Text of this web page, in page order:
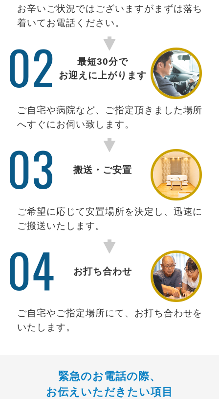
お辛いご状況ではございますがまずは落ち
着いてお電話ください。
02
最短30分で
お迎えに上がります
ご自宅や病院など、ご指定頂きました場所
へすぐにお伺い致します。
03 搬送・ご安置
ご希望に応じて安置場所を決定し、迅速に
ご搬送いたします。
04 お打ち合わせ
ご自宅やご指定場所にて、お打ち合わせを
いたします。
緊急のお電話の際、
お伝えいただきたい項目